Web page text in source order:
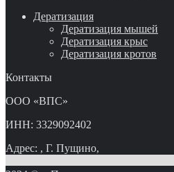
Дератизация
Дератизация мышей
Дератизация крыс
Дератизация кротов
Контакты
ООО «ВПС»
ИНН: 3329092402
Адрес: , Г. Пущино,